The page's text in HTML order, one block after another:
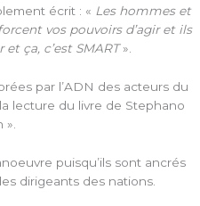
écrit : « Les hommes et
vos pouvoirs d’agir et ils
ça, c’est SMART».
par l’ADN des acteurs du
lecture du livre de Stephano
puisqu’ils sont ancrés
dirigeants des nations.